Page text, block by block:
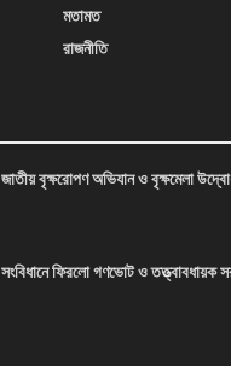
মতামত
রাজনীতি
জাতীয় বৃক্ষরোপণ অভিযান ও বৃক্ষমেলা
সংবিধানে ফিরলো গণভোট ও তত্ত্বাবধায়ক